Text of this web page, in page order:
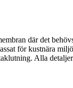
där det
för kustnära
Alla